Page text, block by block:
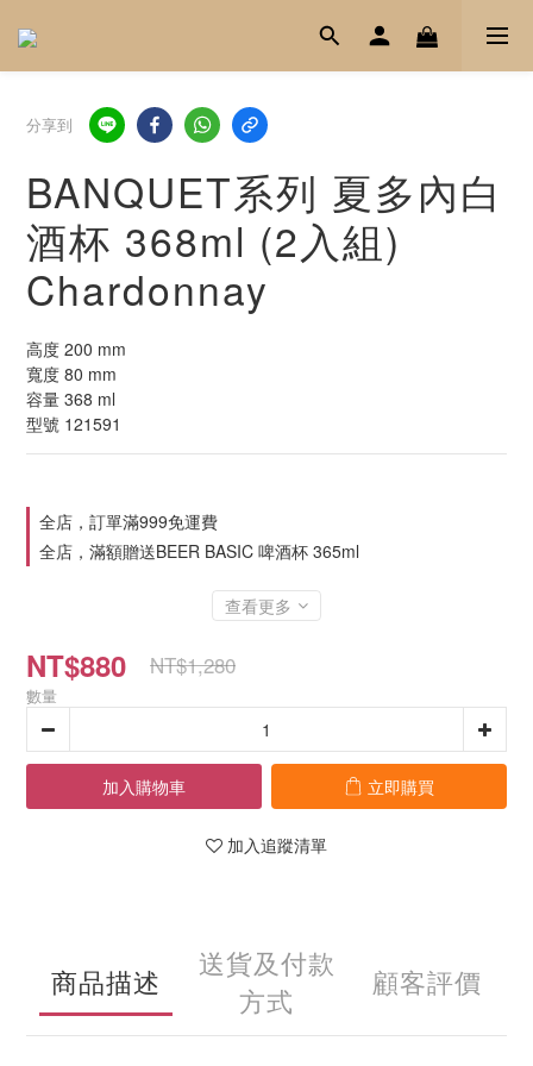
分享到
BANQUET系列 夏多內白
酒杯 368ml (2入組)
Chardonnay
高度 200 mm
寬度 80 mm
容量 368 ml
型號 121591
全店，訂單滿999免運費
全店，滿額贈送BEER BASIC 啤酒杯 365ml
查看更多
NT$880 NT$1,280
數量
加入購物車 立即購買
加入追蹤清單
商品描述
送貨及付款
方式
顧客評價